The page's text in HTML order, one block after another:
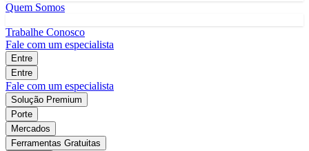
Quem Somos
Trabalhe Conosco
Fale com um especialista
Entre
Entre
Fale com um especialista
Solução Premium
Porte
Mercados
Ferramentas Gratuitas